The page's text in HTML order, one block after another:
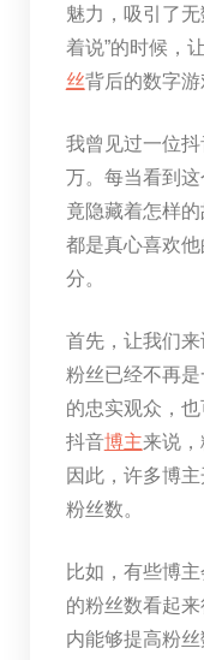
魅力，吸引了
着说”的时候，
丝背后的数字游
我曾见过一位抖
万。每当看到
竟隐藏着怎样
都是真心喜欢
分。
首先，让我们来
粉丝已经不再
的忠实观众，
抖音博主来说，
因此，许多博
粉丝数。
比如，有些博
的粉丝数看起
内能够提高粉丝